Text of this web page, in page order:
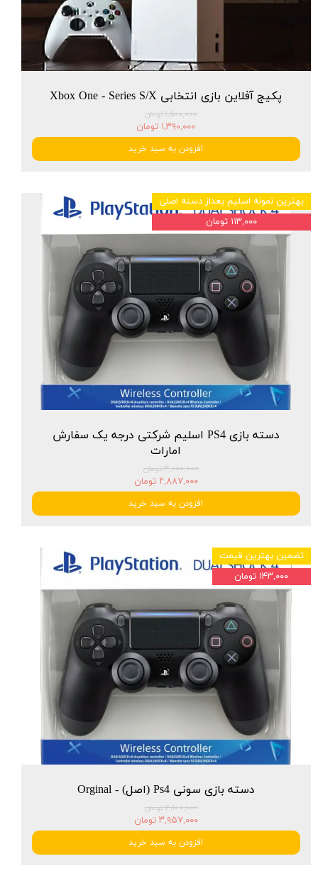
پکیج آفلاین بازی انتخابی Xbox One - Series S/X
۱,۵۰۰,۰۰۰ تومان
۱,۳۹۰,۰۰۰ تومان
افزودن به سبد خرید
دسته بازی PS4 اسلیم شرکتی درجه یک سفارش
امارات
۳,۰۰۰,۰۰۰ تومان
۲,۸۸۷,۰۰۰ تومان
افزودن به سبد خرید
بهترین نمونه اسلیم بعداز دسته اصلی
۱۱۳,۰۰۰ تومان
دسته بازی سونی Ps4 (اصل) - Orginal
۴,۱۰۰,۰۰۰ تومان
۳,۹۵۷,۰۰۰ تومان
افزودن به سبد خرید
تضمین بهترین قیمت
۱۴۳,۰۰۰ تومان